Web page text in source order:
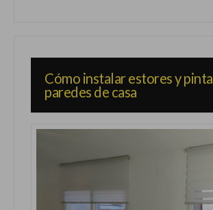
Cómo instalar estores y
paredes de casa